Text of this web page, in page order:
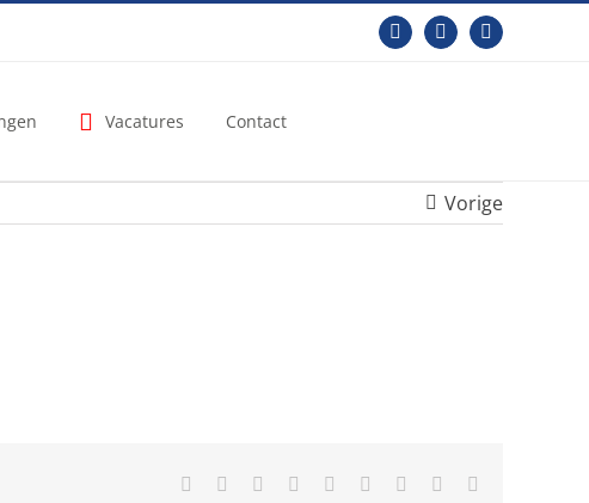
FacebookLinkedInYouTube
Vacatures Contact
Vorige
Facebook Reddit LinkedInWhatsApp
TumblrPinterest